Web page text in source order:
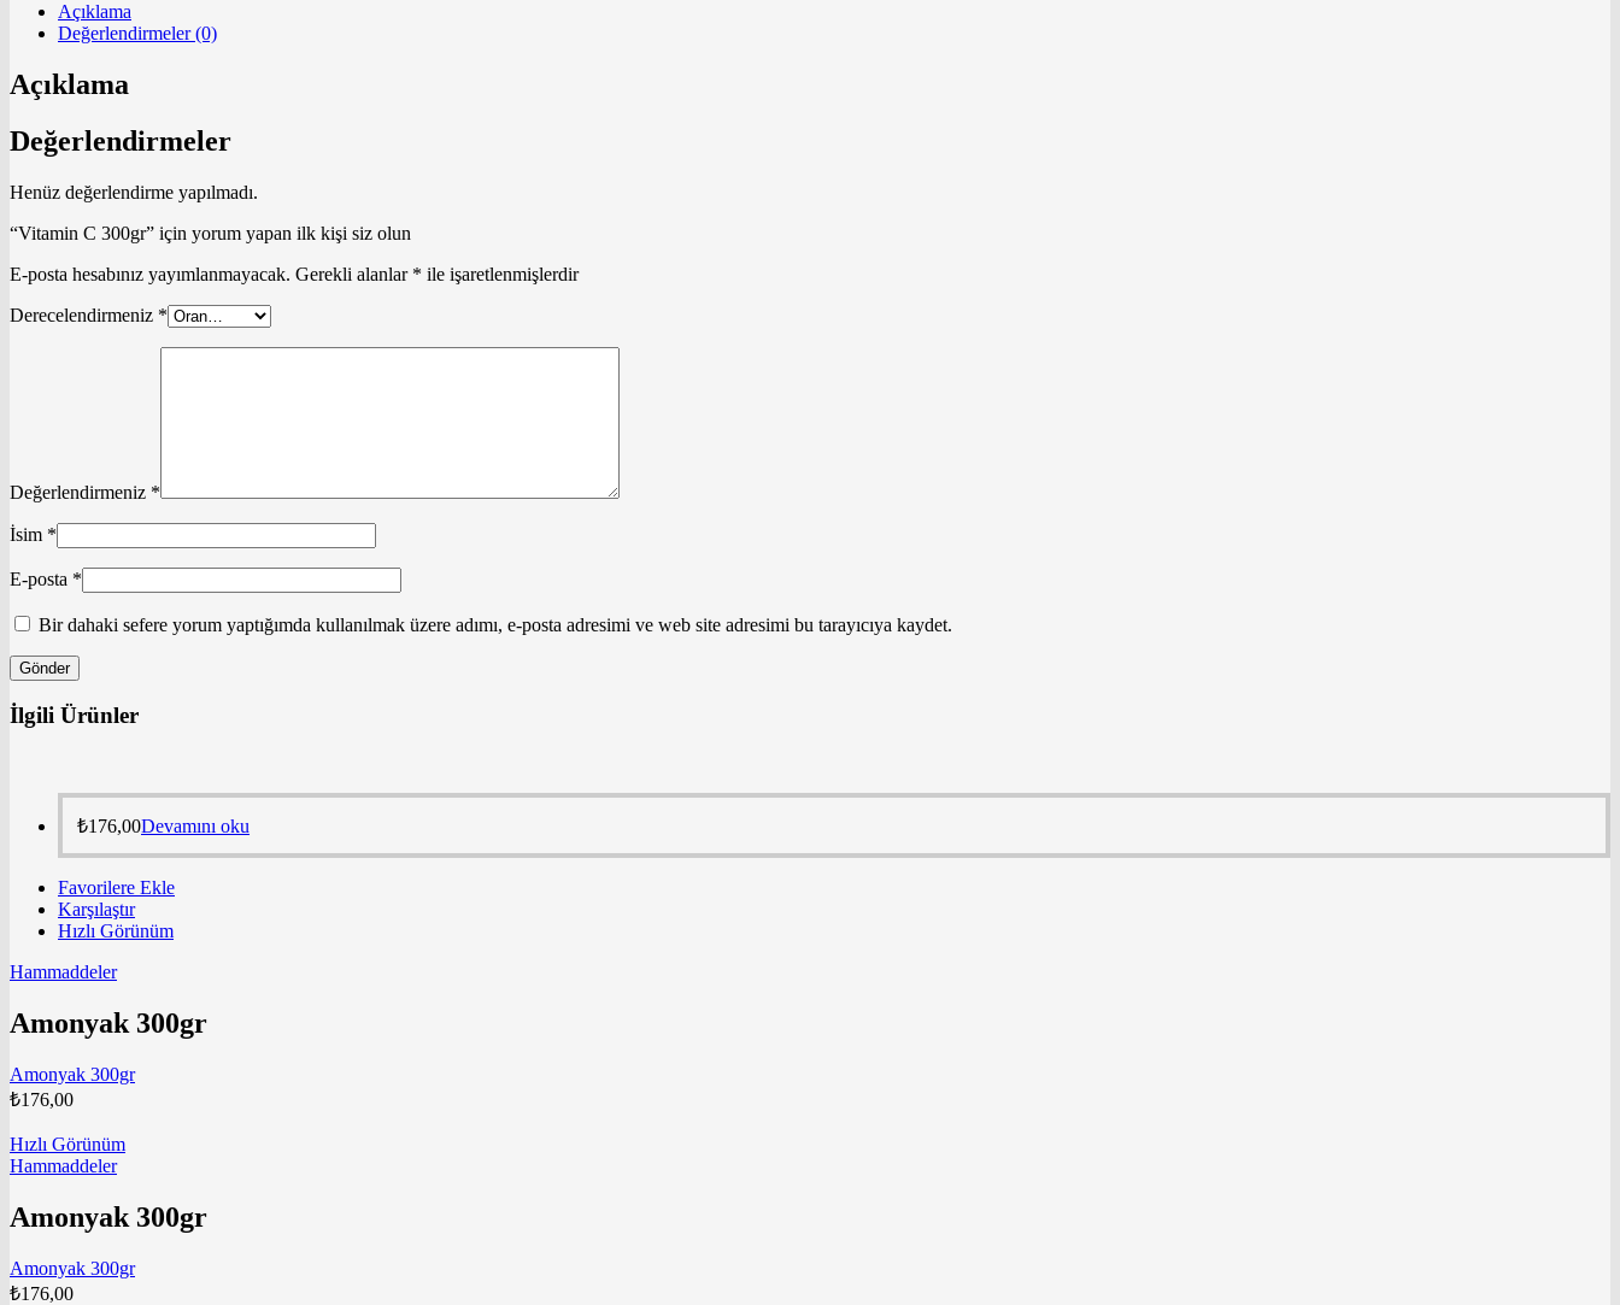
Açıklama
Değerlendirmeler (0)
Açıklama
Değerlendirmeler
Henüz değerlendirme yapılmadı.
“Vitamin C 300gr” için yorum yapan ilk kişi siz olun
E-posta hesabınız yayımlanmayacak. Gerekli alanlar * ile işaretlenmişlerdir
Derecelendirmeniz *
Değerlendirmeniz *
İsim *
E-posta *
Bir dahaki sefere yorum yaptığımda kullanılmak üzere adımı, e-posta adresimi ve web site adresimi bu tarayıcıya kaydet.
İlgili Ürünler
₺176,00Devamını oku
Favorilere Ekle
Karşılaştır
Hızlı Görünüm
Hammaddeler
Amonyak 300gr
Amonyak 300gr
₺176,00
Hızlı Görünüm
Hammaddeler
Amonyak 300gr
Amonyak 300gr
₺176,00